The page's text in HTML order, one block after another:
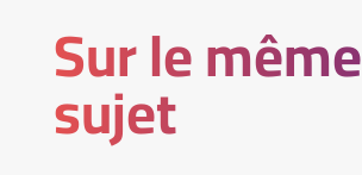
Sur le même
sujet